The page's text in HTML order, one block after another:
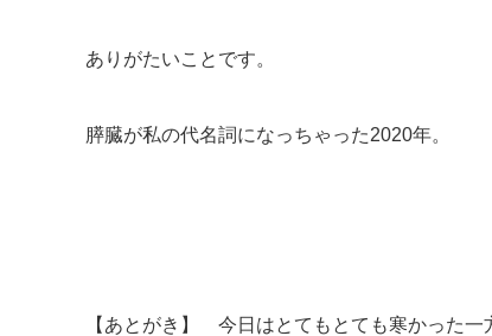
ありがたいことです。
膵臓が私の代名詞になっちゃった2020年。
【あとがき】 今日はとてもとても寒かった